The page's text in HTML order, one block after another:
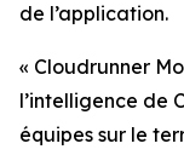
de l’application.
« Cloudrunner
l’intelligence de
équipes sur le